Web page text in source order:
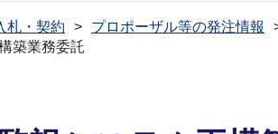
札・契約 プロポーザル等の発注情報
築業務委託